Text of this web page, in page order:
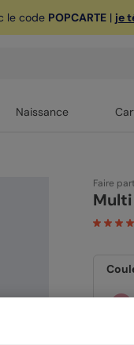
le code POPCARTE| je
Naissance
Faire